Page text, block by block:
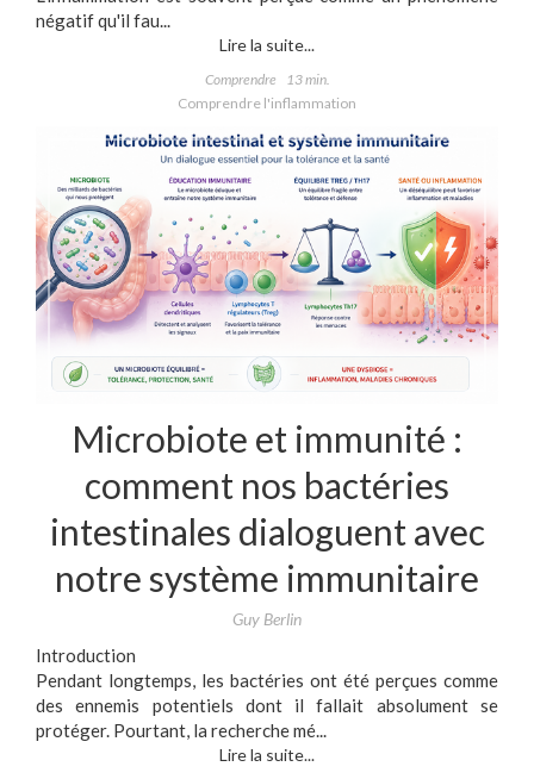
négatif qu'il fau...
Lire la suite...
Comprendre
13 min.
Comprendre l'inflammation
Microbiote et immunité :
comment nos bactéries
intestinales dialoguent avec
notre système immunitaire
Guy Berlin
Introduction
Pendant longtemps, les bactéries ont été perçues comme
des ennemis potentiels dont il fallait absolument se
protéger. Pourtant, la recherche mé...
Lire la suite...